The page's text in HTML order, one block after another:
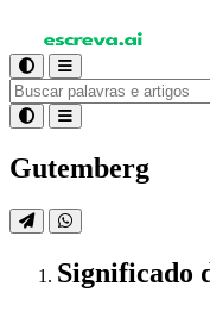
Gutemberg
Significado